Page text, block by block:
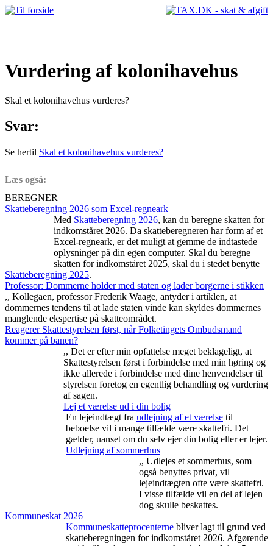
Vurdering af kolonihavehus
Skal et kolonihavehus vurderes?
Svar:
Se hertil Skal et kolonihavehus vurderes?
Læs også:
BEREGNER
Skatteberegning 2026 som Excel-regneark
Med Skatteberegning 2026, kan du beregne skatten for
indkomståret 2026. Da skatteberegneren har form af et
Excel-regneark, er det muligt at gemme de indtastede
oplysninger på din egen computer. Skal du beregne
skatten for indkomståret 2025, skal du i stedet benytte
Skatteberegning 2025.
Professor: Dommerne holder med staten og lader borgerne i stikken
,, Kollegaen, professor Frederik Waage, antyder i artiklen, at
dommernes tendens til at lade staten vinde kan skyldes dommernes
manglende ekspertise på skatteområdet.
Reagerer Skattestyrelsen først, når Folketingets Ombudsmand
kommer på banen?
,, Det er efter min opfattelse meget beklageligt, at
Skattestyrelsen først i forbindelse med min høring og
ikke allerede i forbindelse med dine henvendelser til
styrelsen foretog en egentlig behandling og vurdering
af sagen.
Lej et værelse ud i din bolig
En lejeindtægt fra udlejning af et værelse til
beboelse vil i mange tilfælde være skattefri. Det
gælder, uanset om du selv ejer din bolig eller er lejer.
Udlejning af sommerhus
,, Udlejes et sommerhus, som
også benyttes privat, vil
lejeindtægten ofte være skattefri.
I visse tilfælde vil en del af lejen
dog skulle beskattes.
Kommuneskat 2026
Kommuneskatte­procenterne bliver lagt til grund ved
skatteberegningen for indkomståret 2026. Afgørende